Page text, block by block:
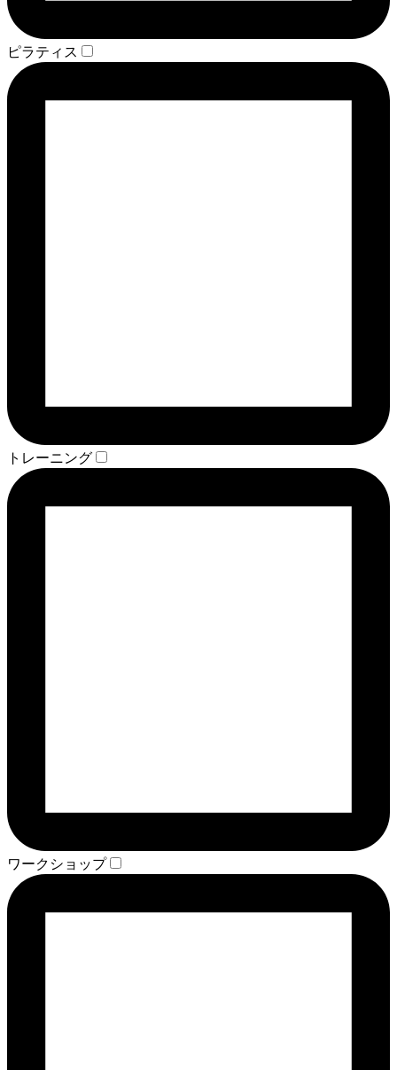
ピラティス
トレーニング
ワークショップ